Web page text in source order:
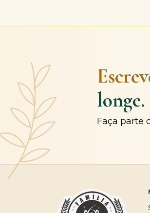
longe.
Faça parte